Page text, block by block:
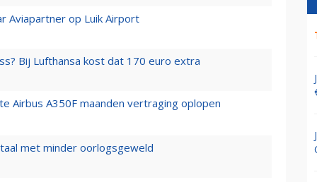
Aviapartner op Luik Airport
Bij Lufthansa kost dat 170 euro extra
Airbus A350F maanden vertraging oplopen
met minder oorlogsgeweld